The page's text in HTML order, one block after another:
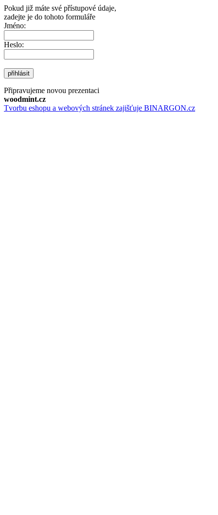
Pokud již máte své přístupové údaje,
zadejte je do tohoto formuláře
Jméno:
Heslo:
přihlásit
Připravujeme novou prezentaci
woodmint.cz
Tvorbu eshopu a webových stránek zajišťuje BINARGON.cz